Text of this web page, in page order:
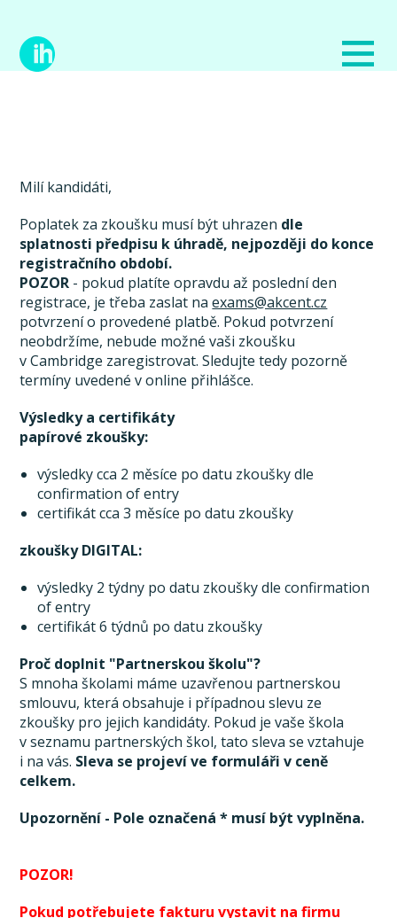
Milí kandidáti,
Poplatek za zkoušku musí být uhrazen dle
splatnosti předpisu k úhradě, nejpozději do konce
registračního období.
POZOR - pokud platíte opravdu až poslední den
registrace, je třeba zaslat naexams@akcent.cz
potvrzení o provedené platbě. Pokud potvrzení
neobdržíme, nebude možné vaši zkoušku
v Cambridge zaregistrovat. Sledujte tedy pozorně
termíny uvedené v online přihlášce.
Výsledky a certifikáty
papírové zkoušky:
výsledky cca 2 měsíce po datu zkoušky dle
confirmation of entry
certifikát cca 3 měsíce po datu zkoušky
zkoušky DIGITAL:
výsledky 2 týdny po datu zkoušky dle confirmation
of entry
certifikát 6 týdnů po datu zkoušky
Proč doplnit "Partnerskou školu"?
S mnoha školami máme uzavřenou partnerskou
smlouvu, která obsahuje i případnou slevu ze
zkoušky pro jejich kandidáty. Pokud je vaše škola
v seznamu partnerských škol, tato sleva se vztahuje
i na vás. Sleva se projeví ve formuláři v ceně
celkem.
Upozornění - Pole označená * musí být vyplněna.
POZOR!
Pokud potřebujete fakturu vystavit na firmu